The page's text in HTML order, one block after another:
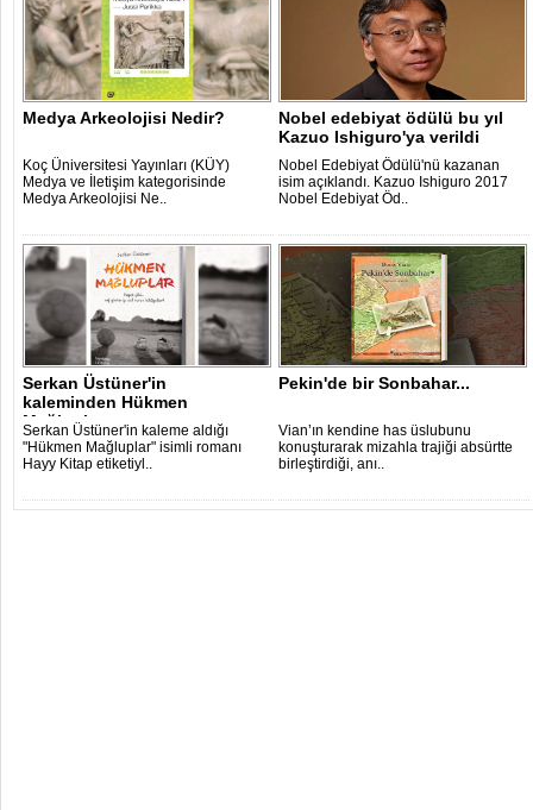
Medya Arkeolojisi Nedir?
Koç Üniversitesi Yayınları (KÜY)
Medya ve İletişim kategorisinde
Medya Arkeolojisi Ne..
Nobel edebiyat ödülü bu yıl
Kazuo Ishiguro'ya verildi
Nobel Edebiyat Ödülü'nü kazanan
isim açıklandı. Kazuo Ishiguro 2017
Nobel Edebiyat Öd..
Serkan Üstüner'in
kaleminden Hükmen
Mağluplar
Serkan Üstüner'in kaleme aldığı
"Hükmen Mağluplar" isimli romanı
Hayy Kitap etiketiyl..
Pekin'de bir Sonbahar...
Vian’ın kendine has üslubunu
konuşturarak mizahla trajiği absürtte
birleştirdiği, anı..